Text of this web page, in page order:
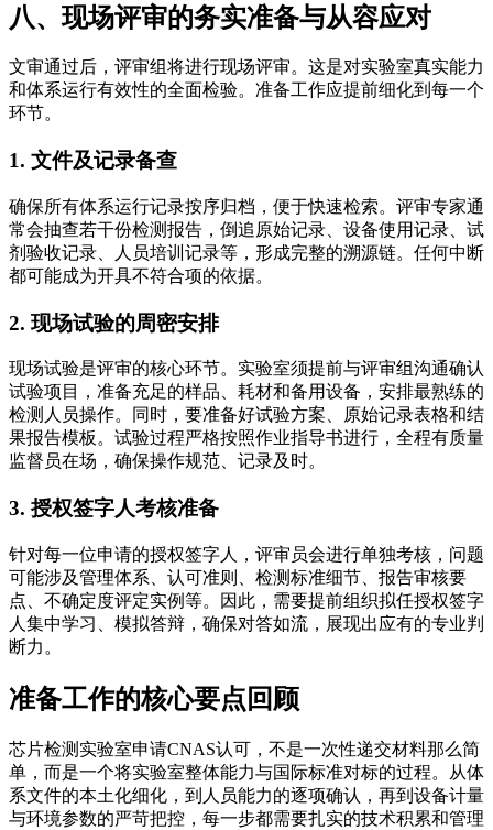
八、现场评审的务实准备与从容应对
文审通过后，评审组将进行现场评审。这是对实验室真实能力
和体系运行有效性的全面检验。准备工作应提前细化到每一个
环节。
1. 文件及记录备查
确保所有体系运行记录按序归档，便于快速检索。评审专家通
常会抽查若干份检测报告，倒追原始记录、设备使用记录、试
剂验收记录、人员培训记录等，形成完整的溯源链。任何中断
都可能成为开具不符合项的依据。
2. 现场试验的周密安排
现场试验是评审的核心环节。实验室须提前与评审组沟通确认
试验项目，准备充足的样品、耗材和备用设备，安排最熟练的
检测人员操作。同时，要准备好试验方案、原始记录表格和结
果报告模板。试验过程严格按照作业指导书进行，全程有质量
监督员在场，确保操作规范、记录及时。
3. 授权签字人考核准备
针对每一位申请的授权签字人，评审员会进行单独考核，问题
可能涉及管理体系、认可准则、检测标准细节、报告审核要
点、不确定度评定实例等。因此，需要提前组织拟任授权签字
人集中学习、模拟答辩，确保对答如流，展现出应有的专业判
断力。
准备工作的核心要点回顾
芯片检测实验室申请CNAS认可，不是一次性递交材料那么简
单，而是一个将实验室整体能力与国际标准对标的过程。从体
系文件的本土化细化，到人员能力的逐项确认，再到设备计量
与环境参数的严苛把控，每一步都需要扎实的技术积累和管理